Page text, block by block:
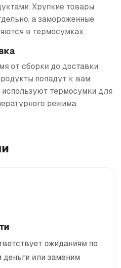
Хрупкие товары
а замороженные
в термосумках.
от сборки до доставки
попадут к вам
термосумки для
режима.
ожиданиям по
или заменим